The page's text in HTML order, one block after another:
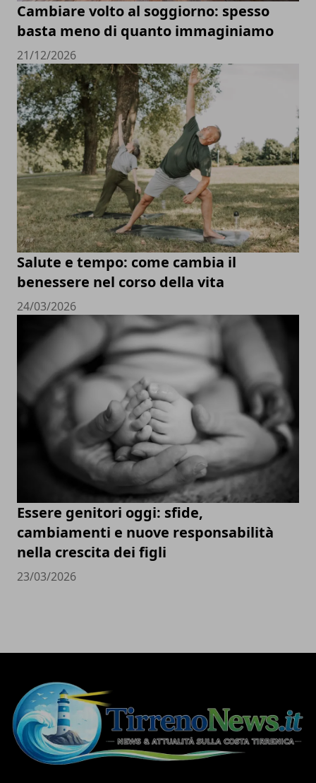
Cambiare volto al soggiorno: spesso
basta meno di quanto immaginiamo
21/12/2026
Salute e tempo: come cambia il
benessere nel corso della vita
24/03/2026
Essere genitori oggi: sfide,
cambiamenti e nuove responsabilità
nella crescita dei figli
23/03/2026